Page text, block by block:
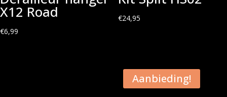
X12 Road
€6,99
€24,95
Aanbieding!